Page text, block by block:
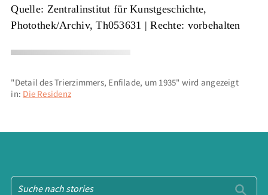
Quelle: Zentralinstitut für Kunstgeschichte,
Photothek/Archiv, Th053631 | Rechte: vorbehalten
"Detail des Trierzimmers, Enfilade, um 1935" wird angezeigt
in: Die Residenz